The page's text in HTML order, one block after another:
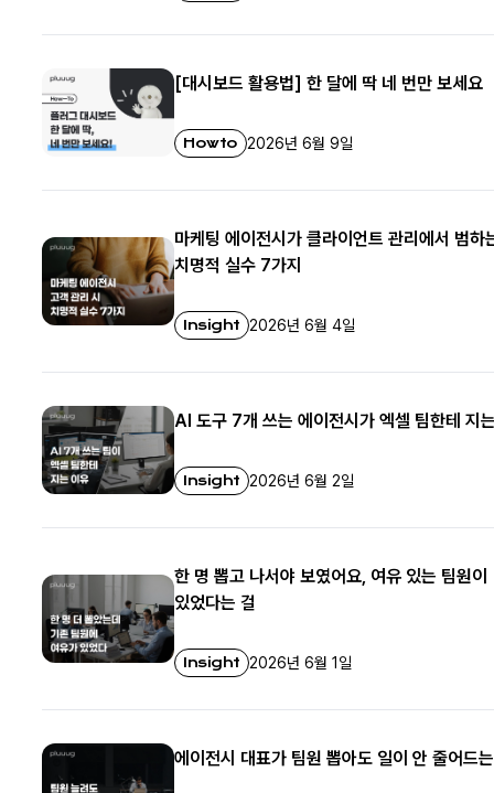
[대시보드 활용법] 한 달에 딱 네 번만 보세요
Howto 2026년 6월 9일
마케팅 에이전시가 클라이언트 관리에서 범하
치명적 실수 7가지
Insight 2026년 6월 4일
AI 도구 7개 쓰는 에이전시가 엑셀 팀한테 지
Insight 2026년 6월 2일
한 명 뽑고 나서야 보였어요, 여유 있는 팀원이
있었다는 걸
Insight 2026년 6월 1일
에이전시 대표가 팀원 뽑아도 일이 안 줄어드